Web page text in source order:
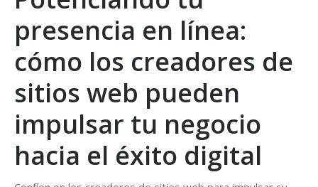
presencia en línea:
cómo los creadores de
sitios web pueden
impulsar tu negocio
hacia el éxito digital